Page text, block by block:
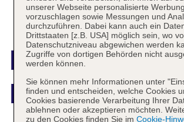
Deminka
unserer Webseite personalisierte
vorzuschlagen sowie Messungen und
durchzuführen. Dabei kann auch ein
Drittstaaten [z.B. USA] möglich sein, wo
Datenschutzniveau abgewichen werden
Zugriffe von dortigen Behörden nicht
werden können.
Sie können mehr Informationen unter
finden und entscheiden, welche Cookies
Cookies basierende Verarbeitung Ihrer
ablehnen oder akzeptieren möchten.
zu den Cookies finden Sie im Cookie-